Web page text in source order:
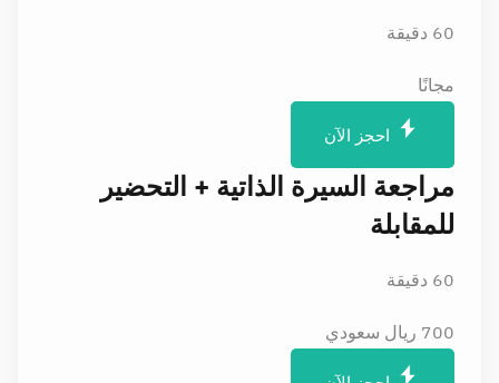
60 دقيقة
مجانًا
احجز الآن
مراجعة السيرة الذاتية + التحضير
للمقابلة
60 دقيقة
700 ريال سعودي